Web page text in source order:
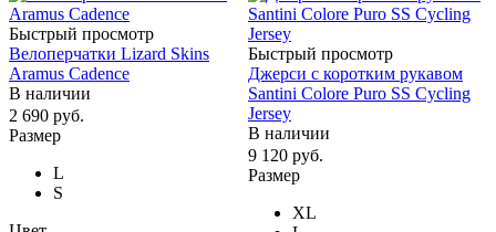
Быстрый просмотр
Велоперчатки Lizard Skins
Aramus Cadence
В наличии
2 690 руб.
Размер
L
S
Быстрый просмотр
Джерси с коротким рукавом
Santini Colore Puro SS Cycling
Jersey
В наличии
9 120 руб.
Размер
XL